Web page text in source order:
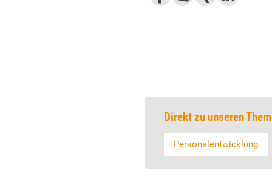
Direkt zu unseren
Personalentwicklung